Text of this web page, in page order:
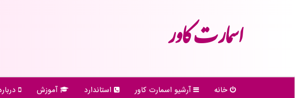
اسمارت كاور
خانه آرشیو اسمارت كاور استاندارد آموزش